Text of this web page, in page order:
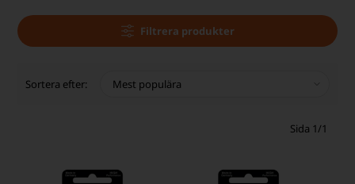
Bra Trustscore
Filtrera produkter
Sortera efter:
Sida 1/1